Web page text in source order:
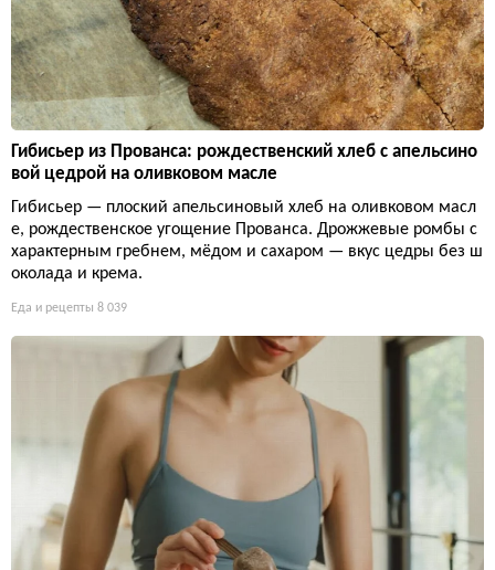
Гибисьер из Прованса: рождественский хлеб с апельсино
вой цедрой на оливковом масле
Гибисьер — плоский апельсиновый хлеб на оливковом масл
е, рождественское угощение Прованса. Дрожжевые ромбы с
характерным гребнем, мёдом и сахаром — вкус цедры без ш
околада и крема.
Еда и рецепты 8 039